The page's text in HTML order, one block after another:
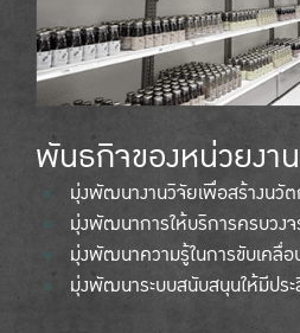
พันธกิจของหน่วยงาน
มุ่งพัฒนางานวิจัยเพื่อสร้างนวั
มุ่งพัฒนาการให้บริการครบวง
มุ่งพัฒนาความรู้ในการขับเคลื่
มุ่งพัฒนาระบบสนับสนุนให้มีปร